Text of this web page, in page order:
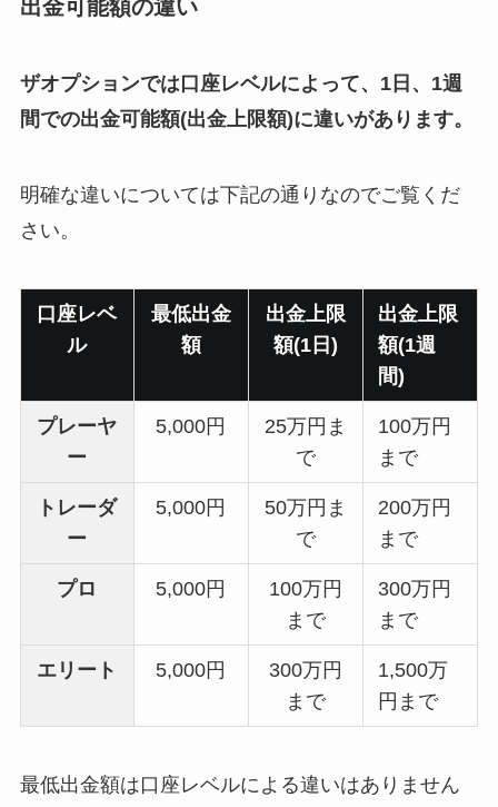
出金可能額の違い
ザオプションでは口座レベルによって、1日、1週
間での出金可能額(出金上限額)に違いがあります。
明確な違いについては下記の通りなのでご覧くだ
さい。
口座レベ
ル
最低出金
額
出金上限
額(1日)
出金上限
額(1週
間)
プレーヤ
ー
5,000円
25万円ま
で
100万円
まで
トレーダ
ー
5,000円
50万円ま
で
200万円
まで
プロ 5,000円
100万円
まで
300万円
まで
エリート 5,000円
300万円
まで
1,500万
円まで
最低出金額は口座レベルによる違いはありません